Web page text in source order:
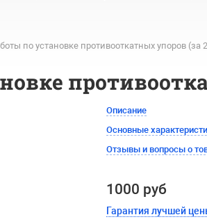
по установке противооткатных упоров (за
Описание
Основные
Отзывы и вопросы о
1000 руб
Гарантия лучшей